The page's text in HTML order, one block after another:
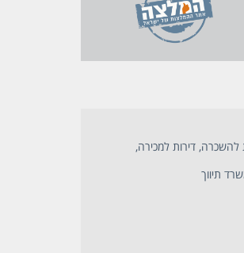
להשכרה, דירות למכירה,
תיווך